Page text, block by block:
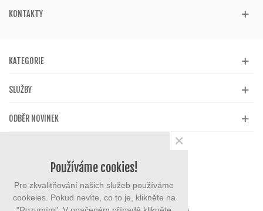
KONTAKTY
KATEGORIE
SLUŽBY
ODBĚR NOVINEK
Používáme cookies!
Pro zkvalitňování našich služeb používáme
cookeies. Pokud nevíte, co to je, klikněte na
×